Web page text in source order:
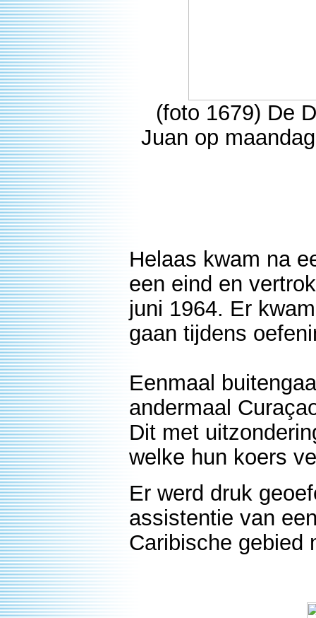
(foto 1679) De
Juan op
Helaas kwam na
een eind en
juni 1964. Er
gaan tijdens
Eenmaal
andermaal
Dit met
welke hun koers
Er werd druk
assistentie van
Caribische gebied